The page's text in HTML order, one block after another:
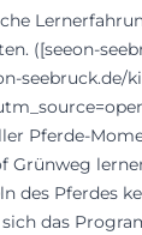
([seeon-
seebruck.de/
Pferde-
Grünweg
des Pferdes
das